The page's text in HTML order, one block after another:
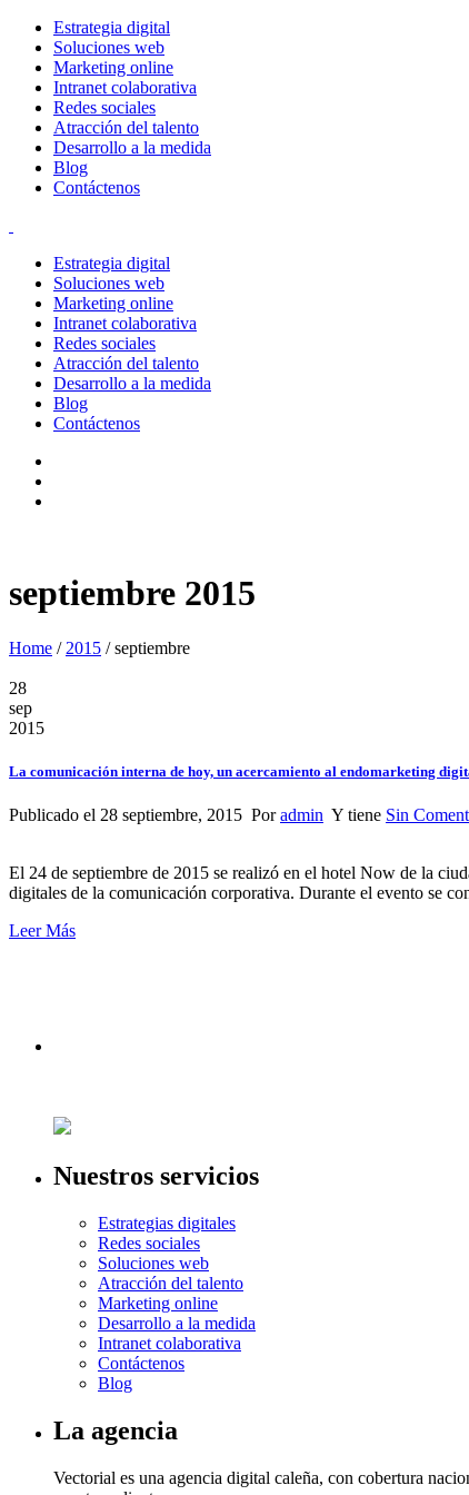
Estrategia digital
Soluciones web
Marketing online
Intranet colaborativa
Redes sociales
Atracción del talento
Desarrollo a la medida
Blog
Contáctenos
Estrategia digital
Soluciones web
Marketing online
Intranet colaborativa
Redes sociales
Atracción del talento
Desarrollo a la medida
Blog
Contáctenos
septiembre 2015
Home / 2015 /septiembre
28
sep
2015
La comunicación interna de hoy, un acercamiento al endomarketing
Publicado el 28 septiembre, 2015 Poradmin Y tiene Sin
El 24 de septiembre de 2015 se realizó en el hotel Now de la
digitales de la comunicación corporativa. Durante el evento se
Leer Más
Nuestros servicios
Estrategias digitales
Redes sociales
Soluciones web
Atracción del talento
Marketing online
Desarrollo a la medida
Intranet colaborativa
Contáctenos
Blog
La agencia
Vectorial es una agencia digital caleña, con cobertura